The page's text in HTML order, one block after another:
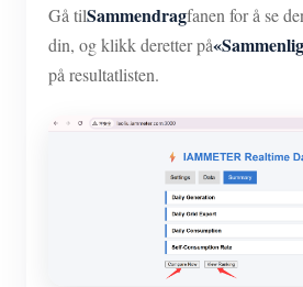
Gå tilSammendragfanen for å se
din, og klikk deretter på
på resultatlisten.